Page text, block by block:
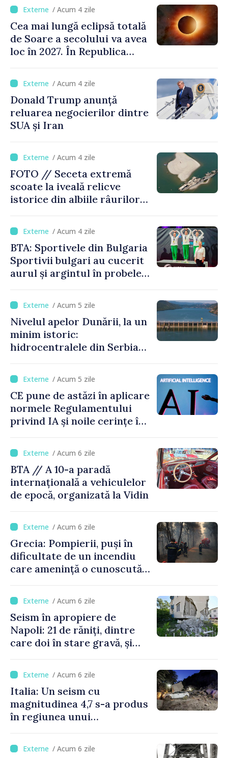
/ Acum 4 zile
Cea mai lungă eclipsă totală
de Soare a secolului va avea
loc în 2027. În Republica
acoperit în proporție de
până la 44%/ Acum 4 zile
Donald Trump anunță
reluarea negocierilor dintre
SUA și Iran
/ Acum 4 zile
FOTO // Seceta extremă
scoate la iveală relicve
istorice din albiile râurilor
/ Acum 4 zile
BTA: Sportivele din Bulgaria
Sportivii bulgari au cucerit
aurul și argintul în probele
de gimnastică aerobică de la
Oradea
/ Acum 5 zile
Nivelul apelor Dunării, la un
minim istoric:
hidrocentralele din Serbia
capacitate
/ Acum 5 zile
CE pune de astăzi în aplicare
normele Regulamentului
privind IA și noile cerințe în
/ Acum 6 zile
BTA // A 10-a paradă
internațională a vehiculelor
de epocă, organizată la Vidin
/ Acum 6 zile
Grecia: Pompierii, puși în
dificultate de un incendiu
care amenință o cunoscută
/ Acum 6 zile
Seism în apropiere de
Napoli: 21 de răniți, dintre
care doi în stare gravă, și
/ Acum 6 zile
Italia: Un seism cu
magnitudinea 4,7 s-a produs
în regiunea unui
de Napoli
/ Acum 6 zile